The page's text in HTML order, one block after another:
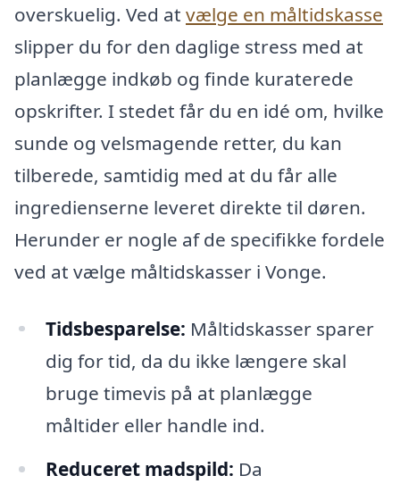
overskuelig. Ved at vælge en måltidskasse
slipper du for den daglige stress med at
planlægge indkøb og finde kuraterede
opskrifter. I stedet får du en idé om, hvilke
sunde og velsmagende retter, du kan
tilberede, samtidig med at du får alle
ingredienserne leveret direkte til døren.
Herunder er nogle af de specifikke fordele
ved at vælge måltidskasser i Vonge.
Tidsbesparelse: Måltidskasser sparer
dig for tid, da du ikke længere skal
bruge timevis på at planlægge
måltider eller handle ind.
Reduceret madspild: Da